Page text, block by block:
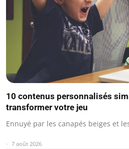
10 contenus personnalisés
transformer votre jeu
Ennuyé par les canapés beiges et
7 août 2026